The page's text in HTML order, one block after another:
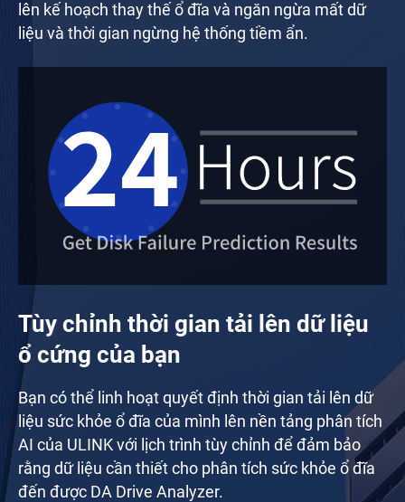
lên kế hoạch thay thế ổ đĩa và ngăn ngừa mất dữ
liệu và thời gian ngừng hệ thống tiềm ẩn.
Tùy chỉnh thời gian tải lên dữ liệu
ổ cứng của bạn
Bạn có thể linh hoạt quyết định thời gian tải lên dữ
liệu sức khỏe ổ đĩa của mình lên nền tảng phân tích
AI của ULINK với lịch trình tùy chỉnh để đảm bảo
rằng dữ liệu cần thiết cho phân tích sức khỏe ổ đĩa
đến được DA Drive Analyzer.